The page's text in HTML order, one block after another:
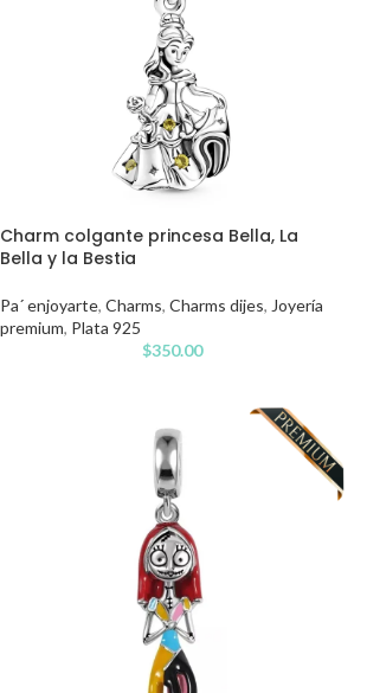
Charm colgante princesa Bella, La
Bella y la Bestia
Pa´ enjoyarte, Charms, Charms dijes, Joyería
premium, Plata 925
$350.00